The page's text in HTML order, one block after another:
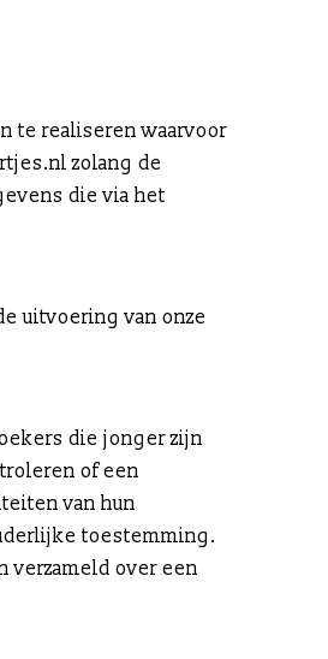
te realiseren waarvoor
zolang de
die via het
uitvoering van onze
die jonger zijn
of een
van hun
toestemming.
verzameld over een